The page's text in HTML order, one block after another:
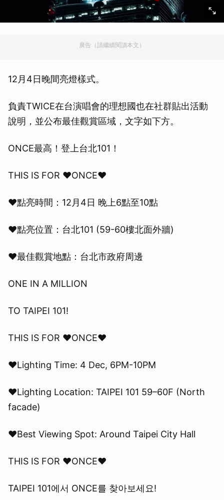
廣告（請繼續閱讀本文）
12月4日晚間亮燈樣式。
負責TWICE在台演唱會的理想國也在社群貼出活動
說明，並公布最佳觀賞區域，文字如下方。
ONCE最高！登上台北101！
THIS IS FOR ♥ONCE♥
♥點亮時間：12月4日 晚上6點至10點
♥點亮位置：台北101 (59-60樓北面外牆)
♥最佳觀賞地點：台北市政府周邊
ONE IN A MILLION
TO TAIPEI 101!
THIS IS FOR ♥ONCE♥
♥Lighting Time: 4 Dec, 6PM-10PM
♥Lighting Location: TAIPEI 101 59–60F (North
facade)
♥Best Viewing Spot: Around Taipei City Hall
THIS IS FOR ♥ONCE♥
TAIPEI 101에서 ONCE를 찾아보세요!